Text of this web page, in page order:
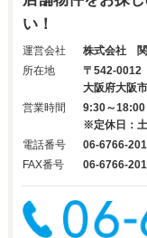
い！
運営会社
株式会社 関
所在地
〒542-0012
大阪府大阪
営業時間
9:30～18:00
※定休日：
電話番号
06-6766-
FAX番号
06-6766-